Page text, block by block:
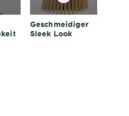
Geschmeidiger
Sleek Look